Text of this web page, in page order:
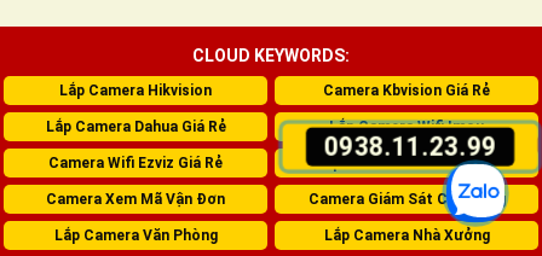
0938.11.23.99
CLOUD KEYWORDS:
Lắp Camera Hikvision Camera Kbvision Giá Rẻ
Lắp Camera Dahua Giá Rẻ Lắp Camera Wifi Imou
Camera Wifi Ezviz Giá Rẻ Lắp Camera Giám Sát 360
Camera Xem Mã Vận Đơn Camera Giám Sát Cửa Hàng
Lắp Camera Văn Phòng Lắp Camera Nhà Xưởng